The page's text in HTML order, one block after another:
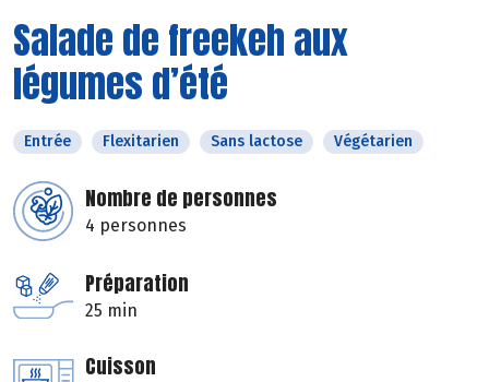
Salade de freekeh aux
légumes d’été
Entrée Flexitarien Sans lactose Végétarien
Nombre de personnes
4 personnes
Préparation
25 min
Cuisson